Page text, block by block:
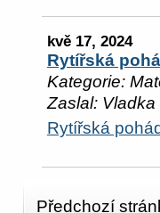
kvě 17, 2024
Rytířská
Kategorie:
Zaslal: Vladka
Rytířská
Předchozí